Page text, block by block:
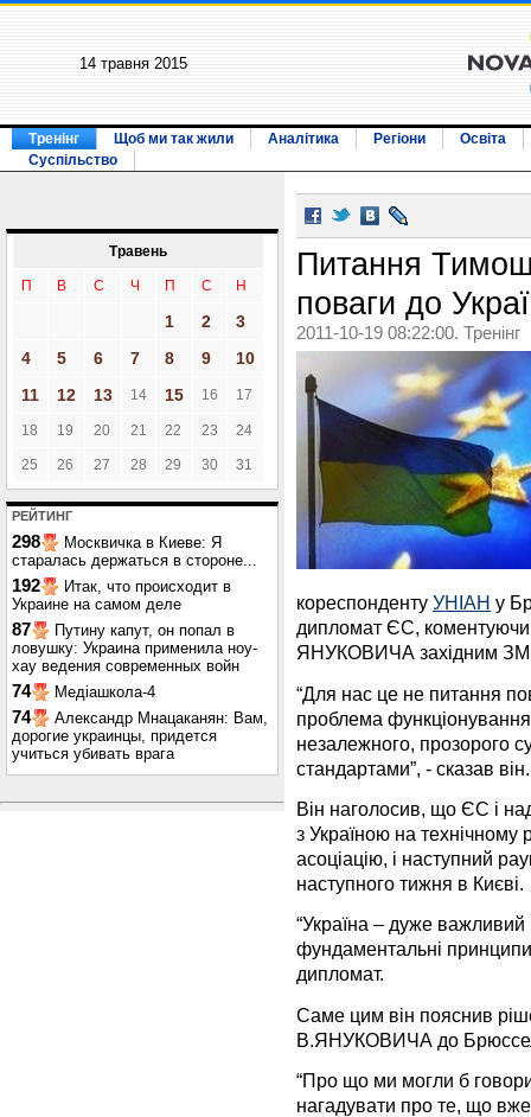
14 травня 2015
Тренінг Щоб ми так жили Аналітика Регіони
Освіта
Суспільство
Травень
П В С Ч П С Н
1 2
3
4
5 6 7 8 9
10
11
12 13 14 15 16 17
18 19 20 21 22 23 24
25 26 27 28 29 30 31
РЕЙТИНГ
298
Москвичка в Киеве: Я
старалась держаться в стороне...
192
Итак, что происходит в
Украине на самом деле
87
Путину капут, он попал в
ловушку: Украина применила ноу-
хау ведения современных войн
74 Медіашкола-4
74
Александр Мнацаканян: Вам,
дорогие украинцы, придется
учиться убивать врага
Питання
поваги до
2011-10-19 08:22:00. Тренінг
кореспонденту УНІАН у
дипломат ЄС, коментуючи
ЯНУКОВИЧА західним
“Для нас це не питання
проблема функціонування
незалежного, прозорого
стандартами”, - сказав він.
Він наголосив, що ЄС і
з Україною на технічному
асоціацію, і наступний
наступного тижня в Києві.
“Україна – дуже
фундаментальні
дипломат.
Саме цим він пояснив
В.ЯНУКОВИЧА до
“Про що ми могли б
нагадувати про те, що